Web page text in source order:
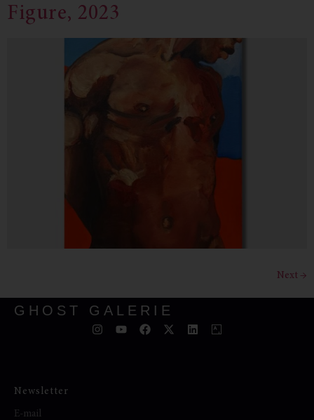
Figure, 2023
Next →
GHOST GALERIE
Newsletter